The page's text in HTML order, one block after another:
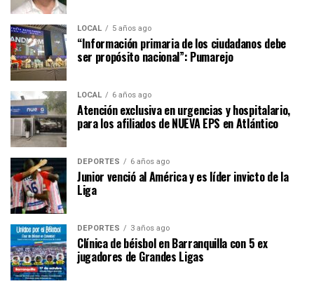
LOCAL 5 años ago
“Información primaria de los ciudadanos debe
ser propósito nacional”: Pumarejo
LOCAL 6 años ago
Atención exclusiva en urgencias y hospitalario,
para los afiliados de NUEVA EPS en Atlántico
DEPORTES 6 años ago
Junior venció al América y es líder invicto de la
Liga
DEPORTES 3 años ago
Clínica de béisbol en Barranquilla con 5 ex
jugadores de Grandes Ligas